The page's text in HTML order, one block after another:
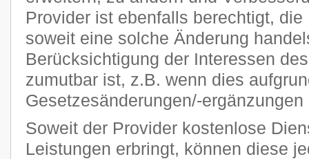
Provider ist ebenfalls berechtigt,
soweit eine solche Änderung
Berücksichtigung der Interessen
zumutbar ist, z.B. wenn dies
Gesetzesänderungen/-
Soweit der Provider kostenlose
Leistungen erbringt, können diese